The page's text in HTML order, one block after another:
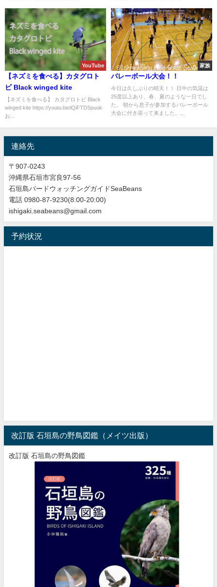
YouTube
【ネズミを食べる】カタグロト
ビ Black winged kite
【ネズミを食べる】 カタグロトビ Black
winged kite https://youtu.be/iQiFTDSpuok
お...
家族
バレーボール大会！！
今日は久しぶりの晴天！！ 日中の気温は
25度以上あり、春、夏のような一日でし
た。 朝から息子が参加するバレーボール
大会に付き添って来ました。...
連絡先
〒907-0243
沖縄県石垣市宮良97-56
石垣島バードウォッチングガイドSeaBeans
電話 0980-87-9230(8:00-20:00)
ishigaki.seabeans@gmail.com
予約状況
改訂版 石垣島の野鳥図鑑（メイツ出版）
改訂版 石垣島の野鳥図鑑